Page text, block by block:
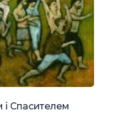
і Спасителем